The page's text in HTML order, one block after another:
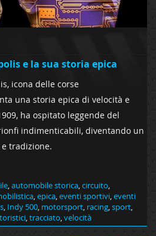
e la sua storia epica
icona delle corse
una storia epica di velocità e
ha ospitato leggende del
indimenticabili, diventando un
tradizione.
automobile storica circuito
epica eventi sportivi eventi
Indy 500 motorsport racing sport
tracciato velocità